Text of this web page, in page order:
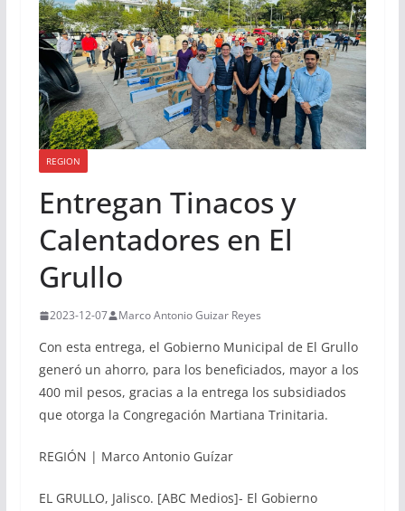
REGION
Entregan Tinacos y
Calentadores en El
Grullo
2023-12-07 Marco Antonio Guizar Reyes
Con esta entrega, el Gobierno Municipal de El Grullo
generó un ahorro, para los beneficiados, mayor a los
400 mil pesos, gracias a la entrega los subsidiados
que otorga la Congregación Martiana Trinitaria.
REGIÓN | Marco Antonio Guízar
EL GRULLO, Jalisco. [ABC Medios]- El Gobierno